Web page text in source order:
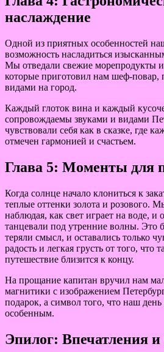
наслаждение
Одной из приятных особенностей
возможность насладиться
Мы отведали свежие морепродукты
которые приготовил нам шеф-повар,
видами на город.
Каждый глоток вина и каждый
сопровождаемы звуками и видами
чувствовали себя как в сказке, где
отмечен гармонией и счастьем.
Глава 5: Моменты для
Когда солнце начало клониться к
теплые оттенки золота и розового.
наблюдая, как свет играет на воде, и
танцевали под утренние волны. Это
теряли смысл, и оставались только
радость и легкая грусть от того, что
путешествие близится к концу.
На прощание капитан вручил нам
магнитики с изображением
подарок, а символ того, что наш
особенным.
Эпилог: Впечатления и